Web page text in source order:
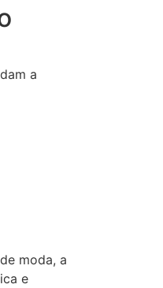
a
moda, a
e